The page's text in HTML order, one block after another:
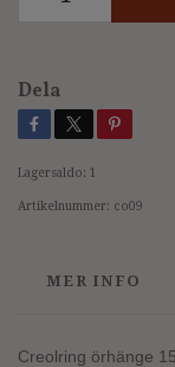
Dela
Lagersaldo: 1
Artikelnummer: co09
MER INFO
Creolring örhänge